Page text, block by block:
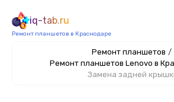
iq-tab.ru
Ремонт планшетов в Краснодаре
Ремонт планшетов /
Ремонт планшетов Lenovo в
Замена задней